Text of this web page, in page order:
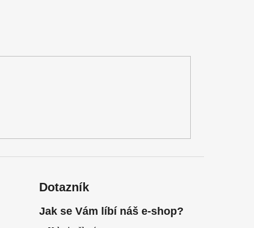
Dotazník
Jak se Vám líbí náš e-shop?